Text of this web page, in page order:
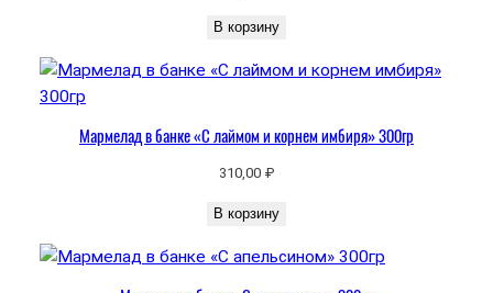
«
Г
е
В корзину
Мармелад в банке «С лаймом и корнем имбиря» 300гр
310,00 ₽
В корзину